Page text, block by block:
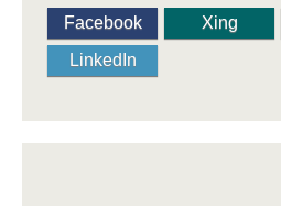
Facebook Xing
LinkedIn